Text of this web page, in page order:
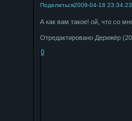
Поделиться2009-04-18 23:34:23
А как вам такое! ой, что со
Отредактировано Дерижёр
0